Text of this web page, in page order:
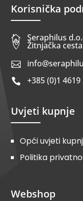
Korisnička
 Seraphilus
 Žitnjačka

 +385 (0)1 4619
Uvjeti kupnje
Opći uvjeti
Politika
Webshop